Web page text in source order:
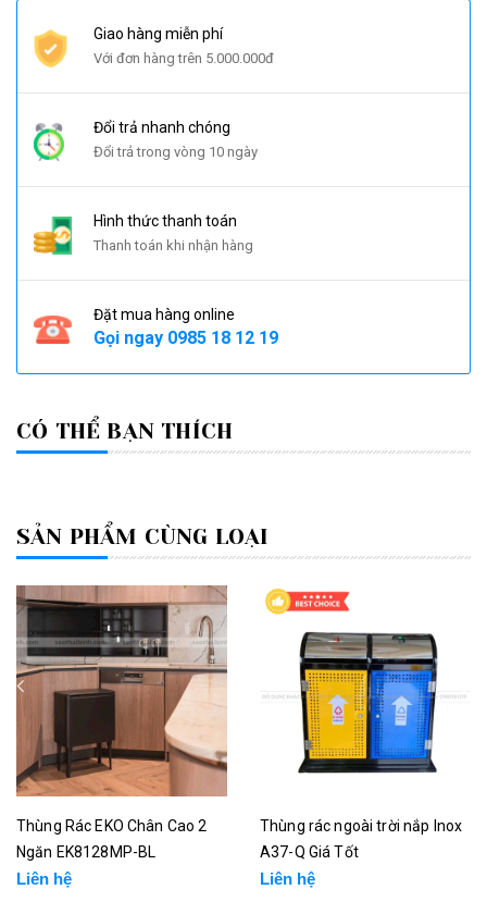
Giao hàng miễn phí
Với đơn hàng trên 5.000.000đ
Đổi trả nhanh chóng
Đổi trả trong vòng 10 ngày
Hình thức thanh toán
Thanh toán khi nhận hàng
Đặt mua hàng online
Gọi ngay 0985 18 12 19
CÓ THỂ BẠN THÍCH
SẢN PHẨM CÙNG LOẠI
Thùng Rác EKO Chân Cao 2
Ngăn EK8128MP-BL
Liên hệ
Thùng rác ngoài trời nắp Inox
A37-Q Giá Tốt
Liên hệ